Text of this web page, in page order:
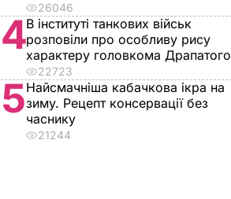
26046
4В інституті танкових військ
розповіли про особливу рису
характеру головкома Драпатого
22723
5Найсмачніша кабачкова ікра на
зиму. Рецепт консервації без
часнику
21244